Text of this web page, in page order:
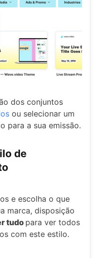
dos conjuntos
ou selecionar um
para a sua emissão.
de
e escolha o que
marca, disposição
tudopara ver todos
com este estilo.